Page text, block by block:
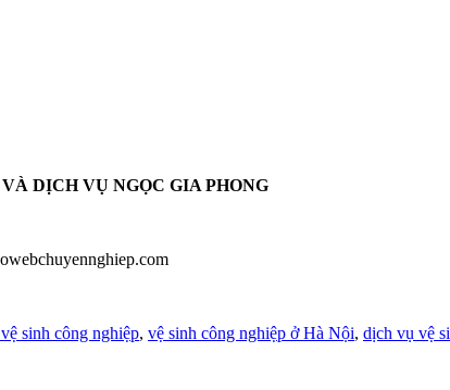
DỊCH VỤ NGỌC GIA PHONG
sinh công nghiệp, vệ sinh công nghiệp ở Hà Nội, dịch vụ vệ